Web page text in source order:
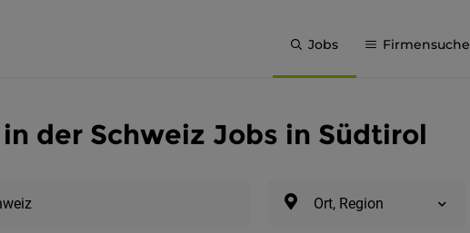
Jobs Firmensuche
der Schweiz Jobs in Südtirol
Ort, Region